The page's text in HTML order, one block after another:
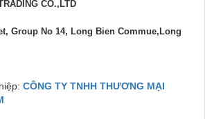
CO.,LTD
Group No 14, Long Bien Commue,Long
CÔNG TY TNHH THƯƠNG MẠI